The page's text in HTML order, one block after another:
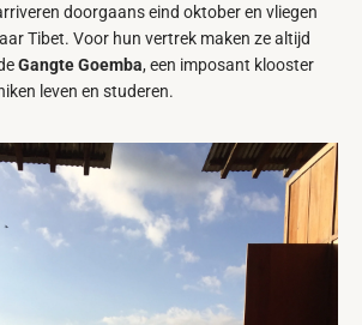
doorgaans eind oktober en vliegen
Tibet. Voor hun vertrek maken ze altijd
Gangte Goemba, een imposant klooster
leven en studeren.